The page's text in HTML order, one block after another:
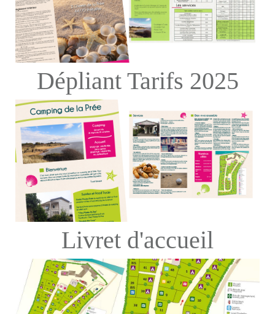
Dépliant Tarifs 2025
Livret d'accueil